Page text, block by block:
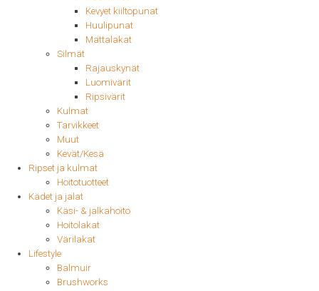
Kevyet kiiltopunat
Huulipunat
Mattalakat
Silmät
Rajauskynät
Luomivärit
Ripsivärit
Kulmat
Tarvikkeet
Muut
Kevät/Kesä
Ripset ja kulmat
Hoitotuotteet
Kädet ja jalat
Käsi- & jalkahoito
Hoitolakat
Värilakat
Lifestyle
Balmuir
Brushworks